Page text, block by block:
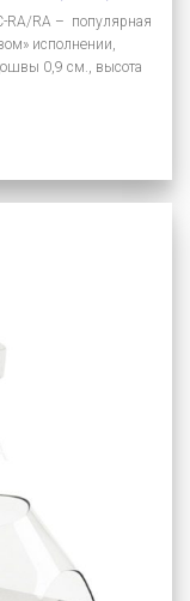
RA/RA – популярная
исполнении,
0,9 см., высота